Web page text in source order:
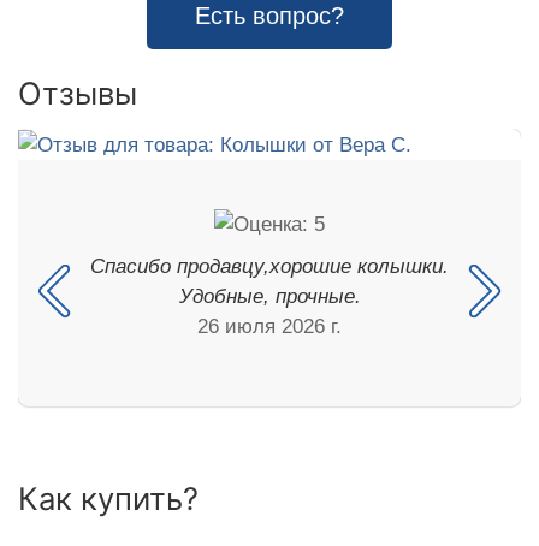
Есть вопрос?
Отзывы
Спасибо продавцу,хорошие колышки.
Удобные, прочные.
26 июля 2026 г.
Как купить?